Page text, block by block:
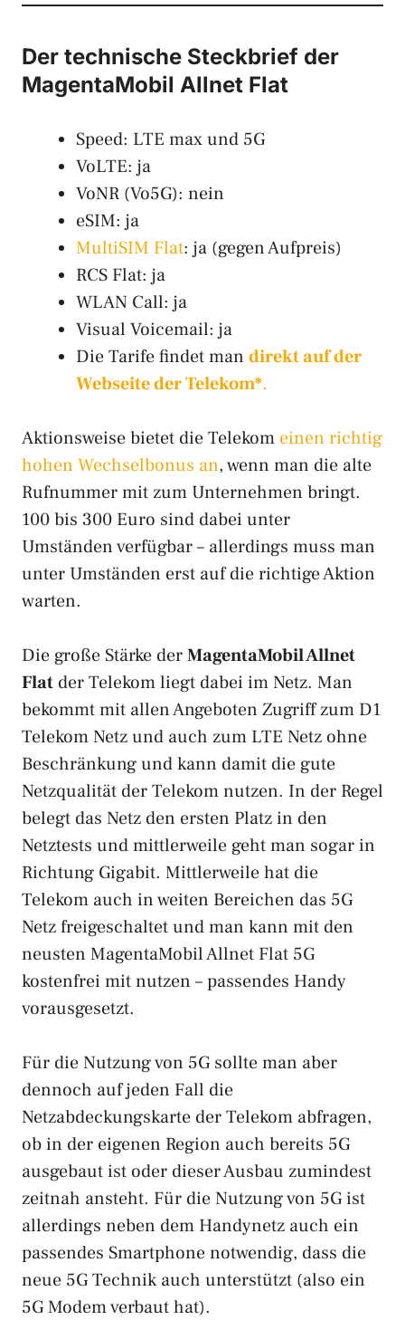
Der technische Steckbrief der
MagentaMobil Allnet Flat
Speed: LTE max und 5G
VoLTE: ja
VoNR (Vo5G): nein
eSIM: ja
MultiSIM Flat: ja (gegen Aufpreis)
RCS Flat: ja
WLAN Call: ja
Visual Voicemail: ja
Die Tarife findet man direkt auf der
Webseite der Telekom*.
Aktionsweise bietet die Telekom einen richtig
hohen Wechselbonus an, wenn man die alte
Rufnummer mit zum Unternehmen bringt.
100 bis 300 Euro sind dabei unter
Umständen verfügbar – allerdings muss man
unter Umständen erst auf die richtige Aktion
warten.
Die große Stärke derMagentaMobil Allnet
Flat der Telekom liegt dabei im Netz. Man
bekommt mit allen Angeboten Zugriff zum D1
Telekom Netz und auch zum LTE Netz ohne
Beschränkung und kann damit die gute
Netzqualität der Telekom nutzen. In der Regel
belegt das Netz den ersten Platz in den
Netztests und mittlerweile geht man sogar in
Richtung Gigabit. Mittlerweile hat die
Telekom auch in weiten Bereichen das 5G
Netz freigeschaltet und man kann mit den
neusten MagentaMobil Allnet Flat 5G
kostenfrei mit nutzen – passendes Handy
vorausgesetzt.
Für die Nutzung von 5G sollte man aber
dennoch auf jeden Fall die
Netzabdeckungskarte der Telekom abfragen,
ob in der eigenen Region auch bereits 5G
ausgebaut ist oder dieser Ausbau zumindest
zeitnah ansteht. Für die Nutzung von 5G ist
allerdings neben dem Handynetz auch ein
passendes Smartphone notwendig, dass die
neue 5G Technik auch unterstützt (also ein
5G Modem verbaut hat).